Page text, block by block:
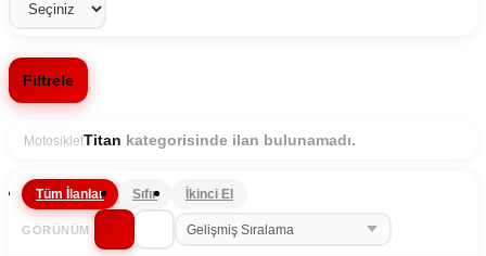
Filtrele
MotosikletTitan kategorisinde ilan bulunamadı.
Tüm İlanlar Sıfır İkinci El
GÖRÜNÜM